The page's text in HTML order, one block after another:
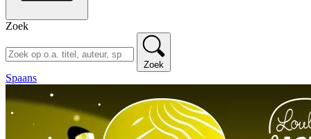
Zoek
Zoek
Spaans